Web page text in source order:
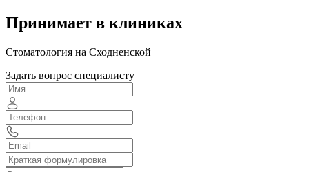
Принимает в клиниках
Стоматология на Сходненской
Задать вопрос специалисту